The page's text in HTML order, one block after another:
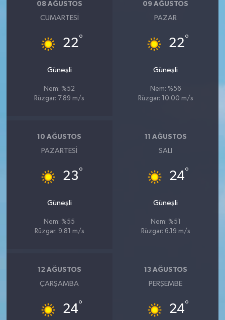
08 AĞUSTOS
CUMARTESI
22°
Güneşli
Nem: %52
Rüzgar: 7.89 m/s
09 AĞUSTOS
PAZAR
22°
Güneşli
Nem: %56
Rüzgar: 10.00 m/s
10 AĞUSTOS
PAZARTESI
23°
Güneşli
Nem: %55
Rüzgar: 9.81 m/s
11 AĞUSTOS
SALI
24°
Güneşli
Nem: %51
Rüzgar: 6.19 m/s
12 AĞUSTOS
ÇARŞAMBA
24°
13 AĞUSTOS
PERŞEMBE
24°